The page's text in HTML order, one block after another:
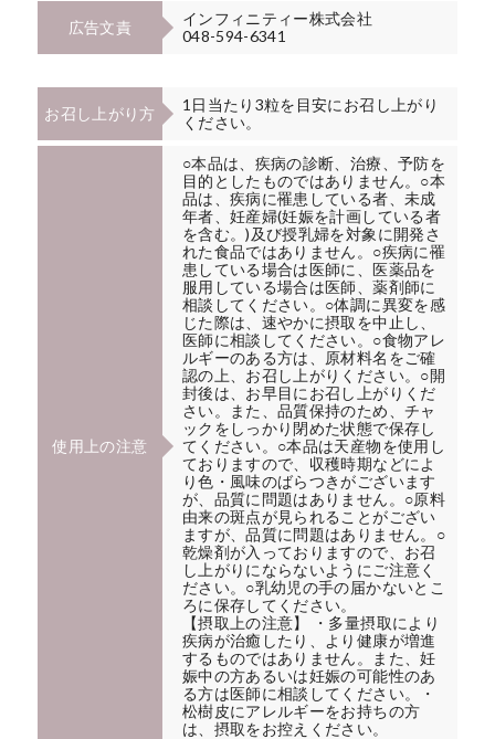
広告文責
インフィニティー株式会社
048-594-6341
お召し上がり方
1日当たり3粒を目安にお召し上がり
ください。
使用上の注意
○本品は、疾病の診断、治療、予防を
目的としたものではありません。○本
品は、疾病に罹患している者、未成
年者、妊産婦(妊娠を計画している者
を含む。)及び授乳婦を対象に開発さ
れた食品ではありません。○疾病に罹
患している場合は医師に、医薬品を
服用している場合は医師、薬剤師に
相談してください。○体調に異変を感
じた際は、速やかに摂取を中止し、
医師に相談してください。○食物アレ
ルギーのある方は、原材料名をご確
認の上、お召し上がりください。○開
封後は、お早目にお召し上がりくだ
さい。また、品質保持のため、チャ
ックをしっかり閉めた状態で保存し
てください。○本品は天産物を使用し
ておりますので、収穫時期などによ
り色・風味のばらつきがございます
が、品質に問題はありません。○原料
由来の斑点が見られることがござい
ますが、品質に問題はありません。○
乾燥剤が入っておりますので、お召
し上がりにならないようにご注意く
ださい。○乳幼児の手の届かないとこ
ろに保存してください。
【摂取上の注意】 ・多量摂取により
疾病が治癒したり、より健康が増進
するものではありません。また、妊
娠中の方あるいは妊娠の可能性のあ
る方は医師に相談してください。・
松樹皮にアレルギーをお持ちの方
は、摂取をお控えください。